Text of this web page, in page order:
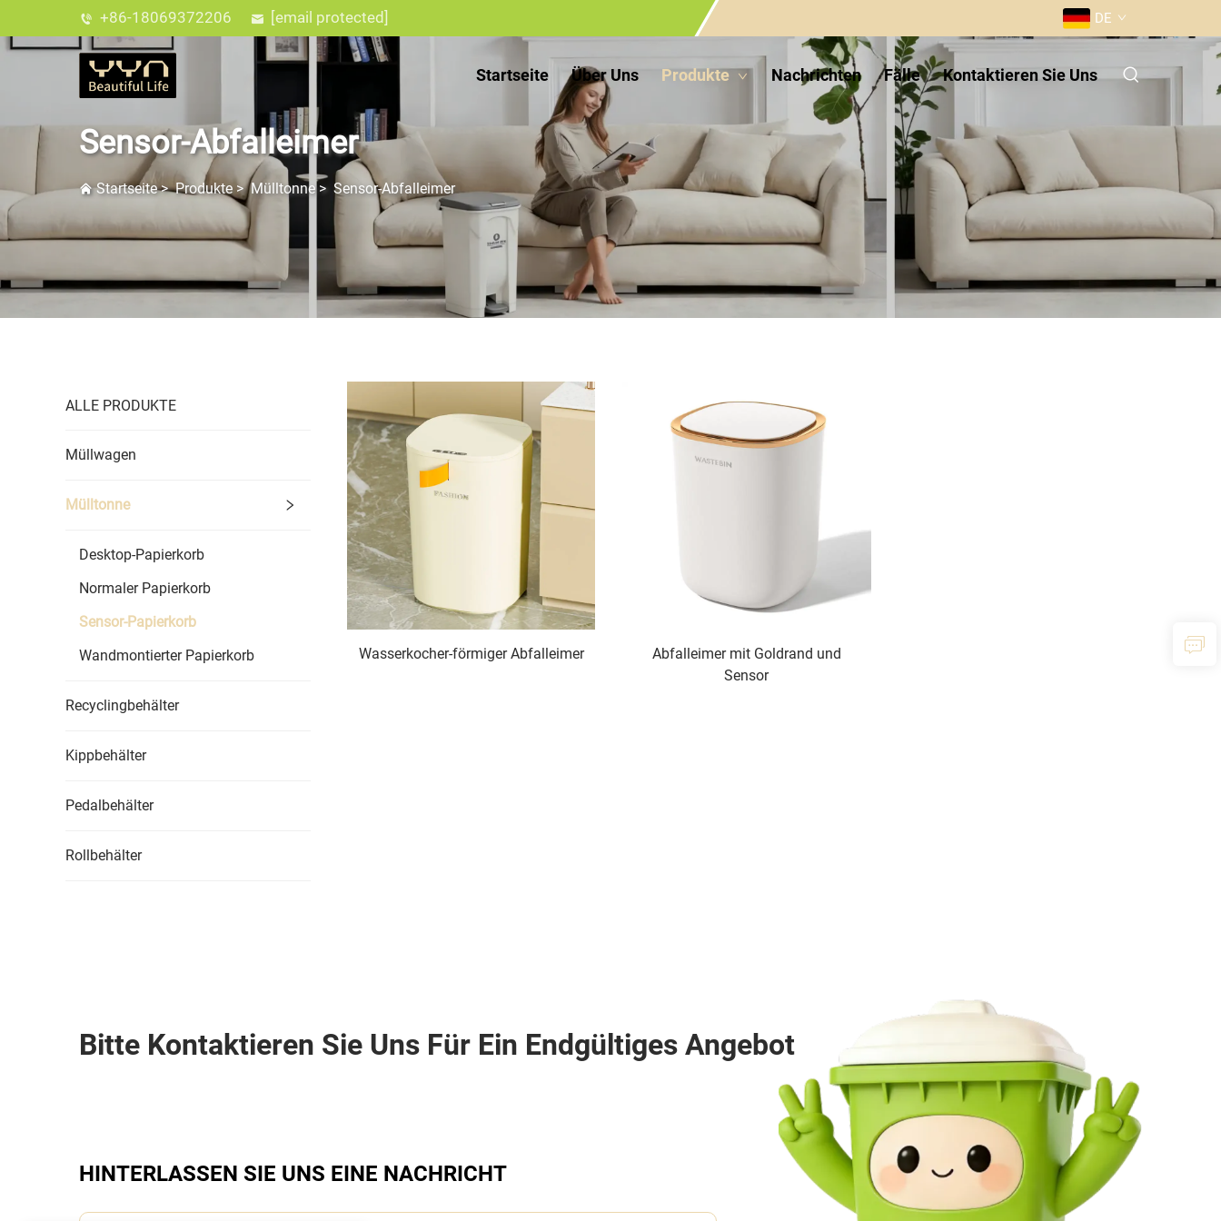
+86-18069372206 [email protected] DE
Startseite Über Uns Produkte Nachrichten Fälle Kontaktieren Sie Uns
Sensor-Abfalleimer
Startseite>Produkte >Mülltonne> Sensor-Abfalleimer
ALLE PRODUKTE
Müllwagen
Mülltonne
Desktop-Papierkorb
Normaler Papierkorb
Sensor-Papierkorb
Wandmontierter Papierkorb
Recyclingbehälter
Kippbehälter
Pedalbehälter
Rollbehälter
Wasserkocher-förmiger Abfalleimer
Abfalleimer mit Goldrand und
Sensor
Bitte Kontaktieren Sie Uns Für Ein Endgültiges Angebot
HINTERLASSEN SIE UNS EINE NACHRICHT